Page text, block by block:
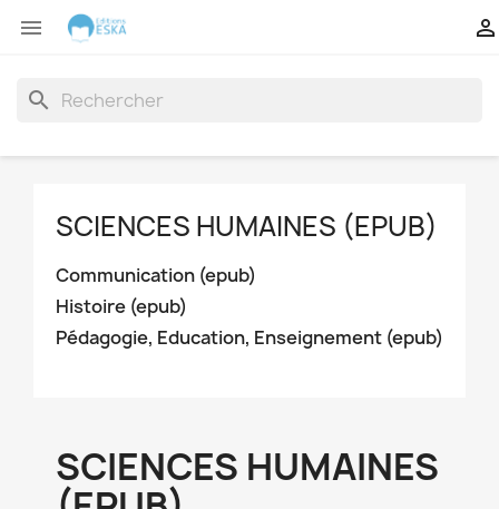
 
search
SCIENCES HUMAINES (EPUB)
Communication (epub)
Histoire (epub)
Pédagogie, Education, Enseignement (epub)
SCIENCES HUMAINES